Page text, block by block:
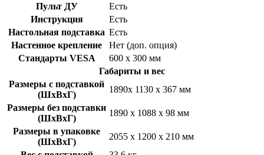
Пульт ДУ
Есть
Инструкция
Есть
Настольная подставка Есть
Настенное крепление
Нет (доп. опция)
Стандарты VESA
600 х 300 мм
Габариты и вес
Размеры с подставкой
(ШхВхГ)
1890х 1130 х 367 мм
Размеры без подставки
(ШхВхГ)
1890 х 1088 х 98 мм
Размеры в упаковке
(ШхВхГ)
2055 х 1200 х 210 мм